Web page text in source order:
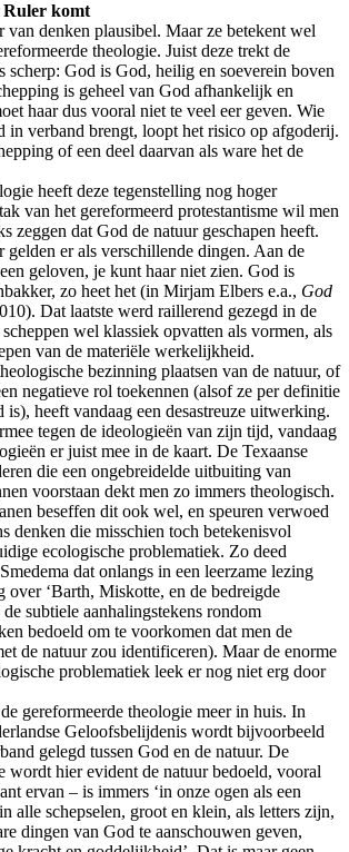
Ruler komt
denken plausibel. Maar ze betekent wel
theologie. Juist deze trekt de
scherp: God is God, heilig en soeverein boven
is geheel van God afhankelijk en
haar dus vooral niet te veel eer geven. Wie
in verband brengt, loopt het risico op afgoderij.
of een deel daarvan als ware het de
heeft deze tegenstelling nog hoger
van het gereformeerd protestantisme wil men
zeggen dat God de natuur geschapen heeft.
gelden er als verschillende dingen. Aan de
geloven, je kunt haar niet zien. God is
zo heet het (in Mirjam Elbers e.a., God
Dat laatste werd raillerend gezegd in de
wel klassiek opvatten als vormen, als
van de materiële werkelijkheid.
bezinning plaatsen van de natuur, of
negatieve rol toekennen (alsof ze per definitie
is), heeft vandaag een desastreuze uitwerking.
tegen de ideologieën van zijn tijd, vandaag
er juist mee in de kaart. De Texaanse
die een ongebreidelde uitbuiting van
voorstaan dekt men zo immers theologisch.
beseffen dit ook wel, en speuren verwoed
denken die misschien toch betekenisvol
ecologische problematiek. Zo deed
dat onlangs in een leerzame lezing
over ‘Barth, Miskotte, en de bedreigde
de subtiele aanhalingstekens rondom
bedoeld om te voorkomen dat men de
de natuur zou identificeren). Maar de enorme
problematiek leek er nog niet erg door
gereformeerde theologie meer in huis. In
Geloofsbelijdenis wordt bijvoorbeeld
gelegd tussen God en de natuur. De
wordt hier evident de natuur bedoeld, vooral
ervan – is immers ‘in onze ogen als een
alle schepselen, groot en klein, als letters zijn,
dingen van God te aanschouwen geven,